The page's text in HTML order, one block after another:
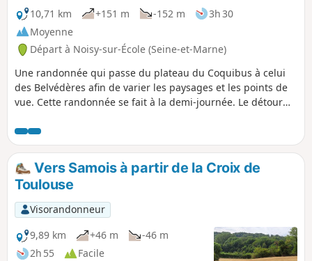
10,71 km
+151 m -152 m
3h 30
Moyenne
Départ à Noisy-sur-École (Seine-et-Marne)
Une randonnée qui passe du plateau du Coquibus à celui
des Belvédères afin de varier les paysages et les points de
vue. Cette randonnée se fait à la demi-journée. Le détour
délicat pour un intérêt limité.
Vers Samois à partir de la Croix de
Toulouse
Visorandonneur
9,89 km
+46 m
-46 m
2h 55
Facile